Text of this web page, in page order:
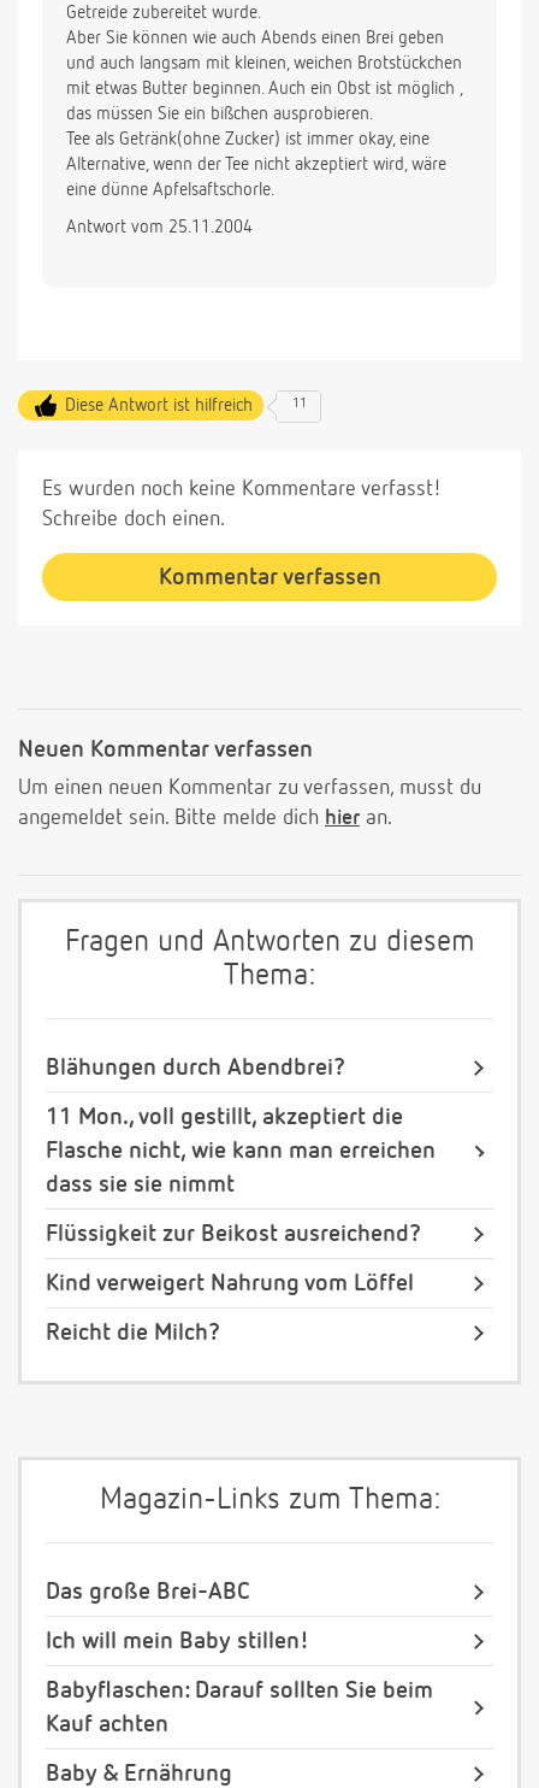
Getreide zubereitet wurde.
Aber Sie können wie auch Abends einen Brei geben
und auch langsam mit kleinen, weichen Brotstückchen
mit etwas Butter beginnen. Auch ein Obst ist möglich ,
das müssen Sie ein bißchen ausprobieren.
Tee als Getränk(ohne Zucker) ist immer okay, eine
Alternative, wenn der Tee nicht akzeptiert wird, wäre
eine dünne Apfelsaftschorle.
Antwort vom 25.11.2004
Diese Antwort ist hilfreich 11
Es wurden noch keine Kommentare verfasst!
Schreibe doch einen.
Kommentar verfassen
Neuen Kommentar verfassen
Um einen neuen Kommentar zu verfassen, musst du
angemeldet sein. Bitte melde dich hier an.
Fragen und Antworten zu diesem
Thema:
Blähungen durch Abendbrei?
11 Mon., voll gestillt, akzeptiert die
Flasche nicht, wie kann man erreichen
dass sie sie nimmt
Flüssigkeit zur Beikost ausreichend?
Kind verweigert Nahrung vom Löffel
Reicht die Milch?
Magazin-Links zum Thema:
Das große Brei-ABC
Ich will mein Baby stillen!
Babyflaschen: Darauf sollten Sie beim
Kauf achten
Baby & Ernährung